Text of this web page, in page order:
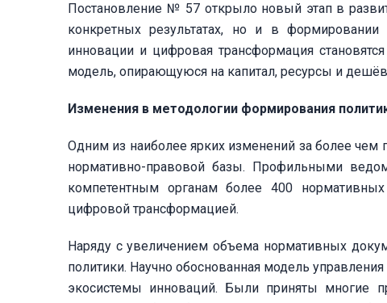
Постановление № 57 открыло новый этап в
конкретных результатах, но и в
инновации и цифровая трансформация
модель, опирающуюся на капитал, ресурсы и
Изменения в методологии формирования
Одним из наиболее ярких изменений за более
нормативно-правовой базы. Профильными
компетентным органам более 400
цифровой трансформацией.
Наряду с увеличением объема нормативных
политики. Научно обоснованная модель
экосистемы инноваций. Были приняты многие